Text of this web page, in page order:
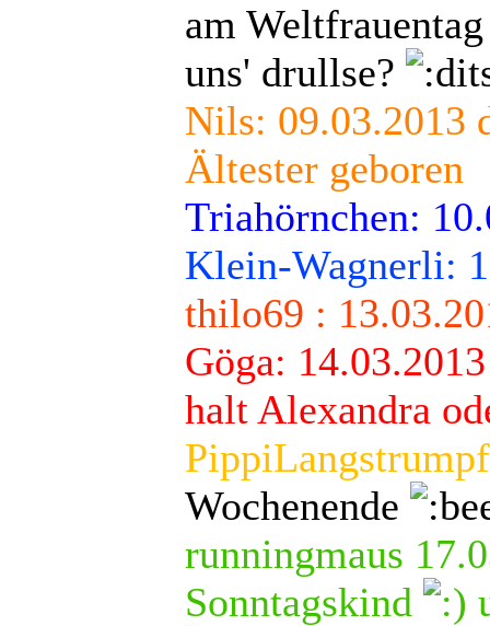
am
uns' drullse?
Nils: 09.03.2013
Ältester geboren
Triahörnchen:
Klein-Wagnerli:
thilo69 :
Göga:
halt Alexandra
Wochenende
runningmaus
Sonntagskind